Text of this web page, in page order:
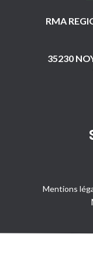
RMA
35230
Mentions